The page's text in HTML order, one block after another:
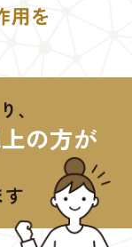
、
の方が
す